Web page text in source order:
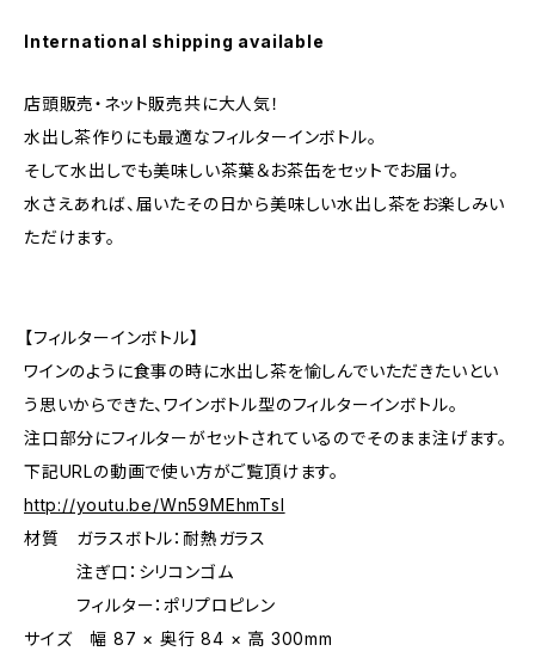
International shipping available
店頭販売・ネット販売共に大人気！
水出し茶作りにも最適なフィルターインボトル。
そして水出しでも美味しい茶葉＆お茶缶をセットでお届け。
水さえあれば、届いたその日から美味しい水出し茶をお楽しみい
ただけます。
【フィルターインボトル】
ワインのように食事の時に水出し茶を愉しんでいただきたいとい
う思いからできた、ワインボトル型のフィルターインボトル。
注口部分にフィルターがセットされているのでそのまま注げます。
下記URLの動画で使い方がご覧頂けます。
http://youtu.be/Wn59MEhmTsI
材質 ガラスボトル：耐熱ガラス
注ぎ口：シリコンゴム
フィルター：ポリプロピレン
サイズ 幅 87 × 奥行 84 × 高 300mm